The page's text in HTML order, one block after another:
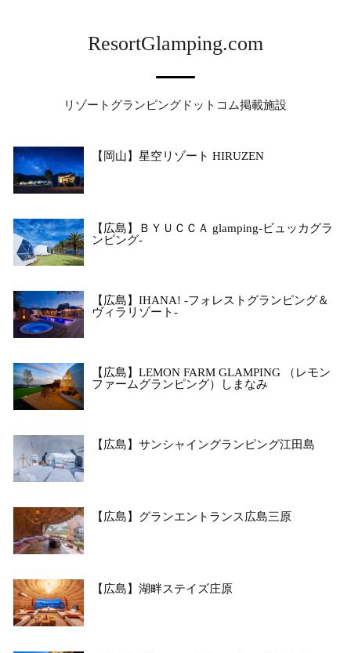
ResortGlamping.com
リゾートグランピングドットコム掲載施設
【岡山】星空リゾート HIRUZEN
【広島】ＢＹＵＣＣＡ glamping-ビュッカグラ
ンピング-
【広島】IHANA! -フォレストグランピング＆
ヴィラリゾート-
【広島】LEMON FARM GLAMPING （レモン
ファームグランピング）しまなみ
【広島】サンシャイングランピング江田島
【広島】グランエントランス広島三原
【広島】湖畔ステイズ庄原